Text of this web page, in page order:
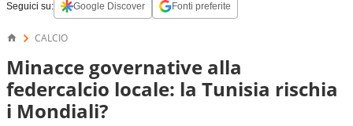
Seguici su: Google Discover Fonti preferite
CALCIO
Minacce governative alla
federcalcio locale: la Tunisia rischia
i Mondiali?